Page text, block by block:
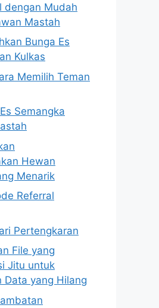
dengan Mudah
Mastah
Bunga Es
Kulkas
Memilih Teman
Semangka
Hewan
Menarik
Referral
Pertengkaran
File yang
Jitu untuk
Data yang Hilang